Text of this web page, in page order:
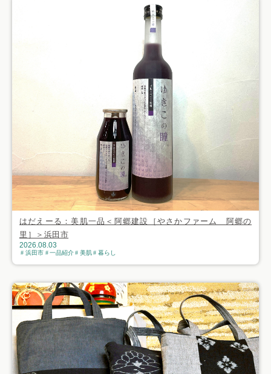
はだえーる：美肌一品＜阿郷建設［やさかファーム 阿郷の
里］＞浜田市
2026.08.03
浜田市 一品紹介 美肌 暮らし